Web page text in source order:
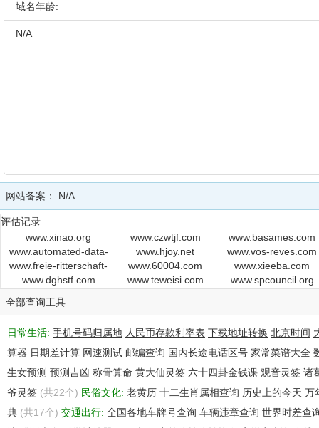
域名年龄:
N/A
网站备案： N/A
评估记录
www.xinao.org
www.czwtjf.com www.basames.com
www.automated-data-
flow.blogspot.in
www.hjoy.net www.vos-reves.com
www.freie-ritterschaft-
zu-muenzenberg.de
www.60004.com www.xieeba.com
www.dghstf.com
www.teweisi.com www.spcouncil.org
全部查询工具
日常生活: 手机号码归属地 人民币存款利率表 下载地址转换 北京时间
算器 日期差计算 网速测试 邮编查询 国内长途电话区号 家常菜谱大全
生女预测 预测吉凶 称骨算命 黄大仙灵签 六十四卦金钱课 观音灵签 诸
爷灵签 (共22个) 民俗文化: 老黄历 十二生肖属相查询 历史上的今天 万
典 (共17个) 交通出行: 全国各地车牌号查询 车辆违章查询 世界时差查